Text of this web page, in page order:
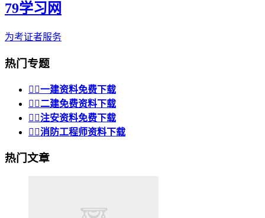
79学习网
为考证者服务
热门专题
 一建资料免费下载
 二建免费资料下载
 注安资料免费下载
 消防工程师资料下载
热门文章